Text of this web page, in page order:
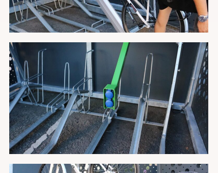
Cuéntanos tu proyecto
He leído y acepto lapolítica de privacidad *
Enviar
Información básica sobre protección de
datos